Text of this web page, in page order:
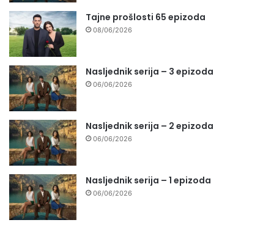
Tajne prošlosti 65 epizoda
08/06/2026
Nasljednik serija – 3 epizoda
06/06/2026
Nasljednik serija – 2 epizoda
06/06/2026
Nasljednik serija – 1 epizoda
06/06/2026